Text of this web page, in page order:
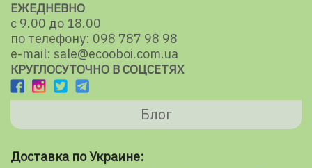
ЕЖЕДНЕВНО
с 9.00 до 18.00
по телефону: 098 787 98 98
e-mail: sale@ecooboi.com.ua
КРУГЛОСУТОЧНО В СОЦСЕТЯХ
Блог
Доставка по Украине: